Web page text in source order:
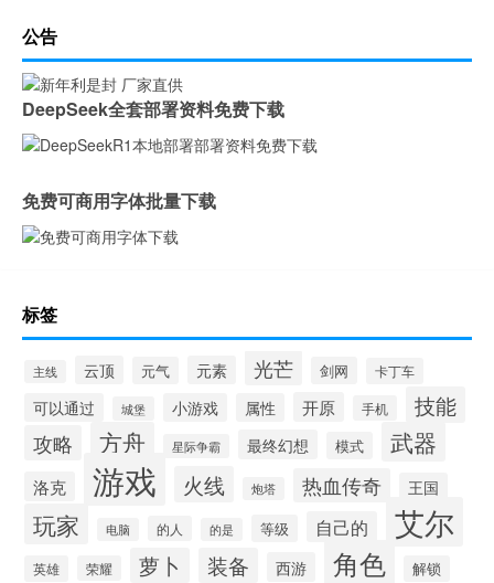
公告
DeepSeek全套部署资料免费下载
免费可商用字体批量下载
标签
主线 云顶 元气 元素 光芒 剑网 卡丁车
可以通过 城堡 小游戏 属性 开原 手机 技能
攻略 方舟 星际争霸 最终幻想 模式 武器
洛克 游戏 火线 炮塔 热血传奇 王国
玩家 电脑 的人 的是 等级 自己的 艾尔
英雄 荣耀 萝卜 装备 西游 角色 解锁